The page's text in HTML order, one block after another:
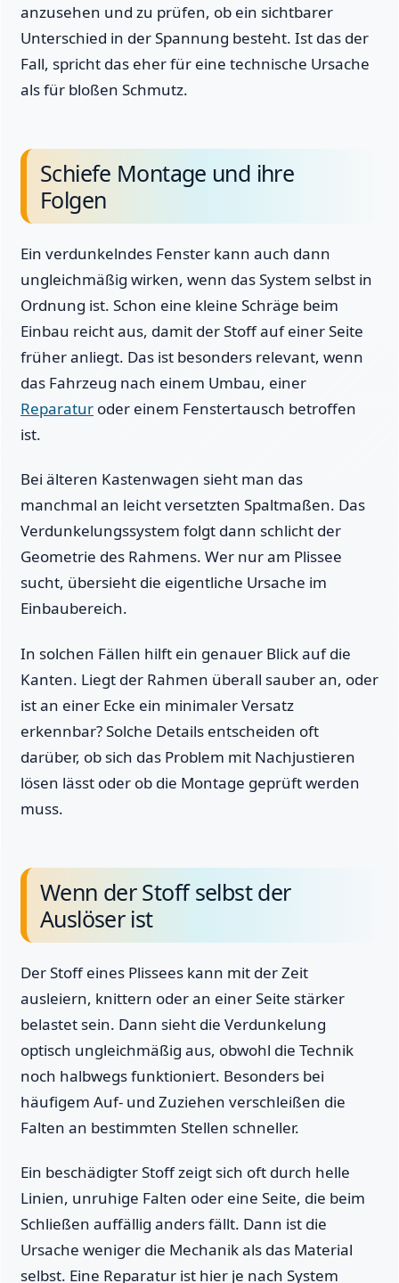
anzusehen und zu prüfen, ob ein sichtbarer
Unterschied in der Spannung besteht. Ist das der
Fall, spricht das eher für eine technische Ursache
als für bloßen Schmutz.
Schiefe Montage und ihre
Folgen
Ein verdunkelndes Fenster kann auch dann
ungleichmäßig wirken, wenn das System selbst in
Ordnung ist. Schon eine kleine Schräge beim
Einbau reicht aus, damit der Stoff auf einer Seite
früher anliegt. Das ist besonders relevant, wenn
das Fahrzeug nach einem Umbau, einer
Reparatur oder einem Fenstertausch betroffen
ist.
Bei älteren Kastenwagen sieht man das
manchmal an leicht versetzten Spaltmaßen. Das
Verdunkelungssystem folgt dann schlicht der
Geometrie des Rahmens. Wer nur am Plissee
sucht, übersieht die eigentliche Ursache im
Einbaubereich.
In solchen Fällen hilft ein genauer Blick auf die
Kanten. Liegt der Rahmen überall sauber an, oder
ist an einer Ecke ein minimaler Versatz
erkennbar? Solche Details entscheiden oft
darüber, ob sich das Problem mit Nachjustieren
lösen lässt oder ob die Montage geprüft werden
muss.
Wenn der Stoff selbst der
Auslöser ist
Der Stoff eines Plissees kann mit der Zeit
ausleiern, knittern oder an einer Seite stärker
belastet sein. Dann sieht die Verdunkelung
optisch ungleichmäßig aus, obwohl die Technik
noch halbwegs funktioniert. Besonders bei
häufigem Auf- und Zuziehen verschleißen die
Falten an bestimmten Stellen schneller.
Ein beschädigter Stoff zeigt sich oft durch helle
Linien, unruhige Falten oder eine Seite, die beim
Schließen auffällig anders fällt. Dann ist die
Ursache weniger die Mechanik als das Material
selbst. Eine Reparatur ist hier je nach System